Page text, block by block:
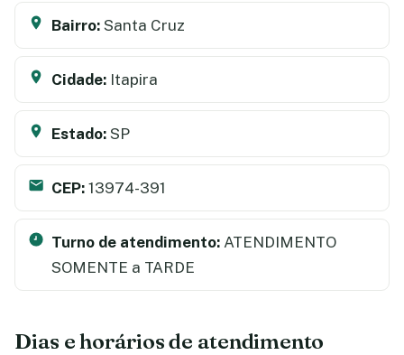
Bairro: Santa Cruz
Cidade: Itapira
Estado: SP
CEP: 13974-391
Turno de atendimento: ATENDIMENTO
SOMENTE a TARDE
Dias e horários de atendimento